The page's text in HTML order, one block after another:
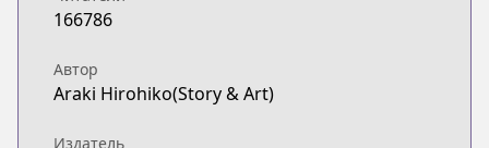
166786
Автор
Araki Hirohiko(Story & Art)
Издатель